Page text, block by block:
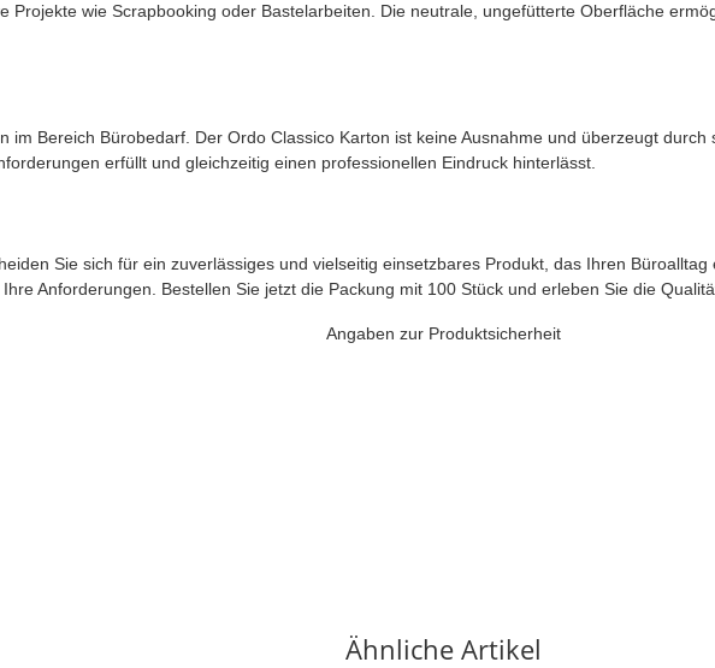
Projekte wie Scrapbooking oder Bastelarbeiten. Die neutrale, ungefütterte Oberfläche
im Bereich Bürobedarf. Der Ordo Classico Karton ist keine Ausnahme und überzeugt
erfüllt und gleichzeitig einen professionellen Eindruck hinterlässt.
Sie sich für ein zuverlässiges und vielseitig einsetzbares Produkt, das Ihren
Anforderungen. Bestellen Sie jetzt die Packung mit 100 Stück und erleben Sie die
Angaben zur Produktsicherheit
Ähnliche Artikel